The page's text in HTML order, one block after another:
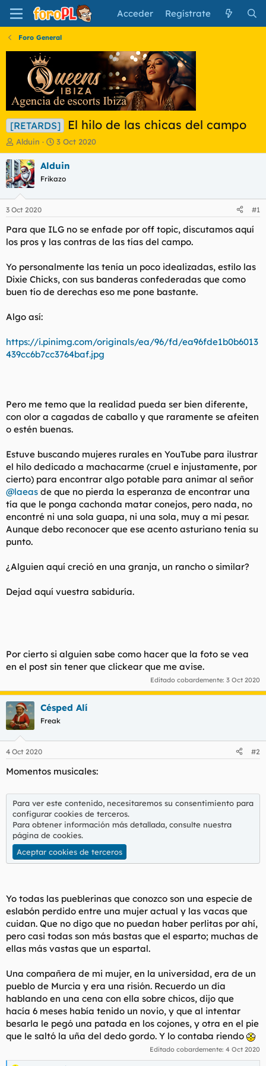
Acceder Regístrate
Foro General
[RETARDS] El hilo de las chicas del campo
I
n
i
c
i
a
o
r
e
t
e
m
Alduin
F
e
c
a
i
n
c
o
3 Oct 2020
Alduin
Frikazo
3 Oct 2020 #1
Para que ILG no se enfade por off topic, discutamos aquí
los pros y las contras de las tías del campo.
Yo personalmente las tenía un poco idealizadas, estilo las
Dixie Chicks, con sus banderas confederadas que como
buen tío de derechas eso me pone bastante.
Algo así:
https://i.pinimg.com/originals/ea/96/fd/ea96fde1b0b6013
439cc6b7cc3764baf.jpg
Pero me temo que la realidad pueda ser bien diferente,
con olor a cagadas de caballo y que raramente se afeiten
o estén buenas.
Estuve buscando mujeres rurales en YouTube para ilustrar
el hilo dedicado a machacarme (cruel e injustamente, por
cierto) para encontrar algo potable para animar al señor
@laeas de que no pierda la esperanza de encontrar una
tía que le ponga cachonda matar conejos, pero nada, no
encontré ni una sola guapa, ni una sola, muy a mi pesar.
Aunque debo reconocer que ese acento asturiano tenía su
punto.
¿Alguien aquí creció en una granja, un rancho o similar?
Dejad aquí vuestra sabiduría.
Por cierto si alguien sabe como hacer que la foto se vea
en el post sin tener que clickear que me avise.
Editado cobardemente: 3 Oct 2020
Césped Alí
Freak
4 Oct 2020 #2
Momentos musicales:
Para ver este contenido, necesitaremos su consentimiento para
configurar cookies de terceros.
Para obtener información más detallada, consulte nuestra
página de cookies.
Aceptar cookies de terceros
Yo todas las pueblerinas que conozco son una especie de
eslabón perdido entre una mujer actual y las vacas que
cuidan. Que no digo que no puedan haber perlitas por ahí,
pero casi todas son más bastas que el esparto; muchas de
ellas más vastas que un espartal.
Una compañera de mi mujer, en la universidad, era de un
pueblo de Murcia y era una risión. Recuerdo un día
hablando en una cena con ella sobre chicos, dijo que
hacía 6 meses había tenido un novio, y que al intentar
besarla le pegó una patada en los cojones, y otra en el pie
que le saltó la uña del dedo gordo. Y lo contaba riendo
Editado cobardemente: 4 Oct 2020